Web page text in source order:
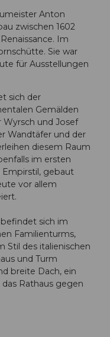
Anton
zwischen 1602
Im
Sie war
für Ausstellungen
sich der
Gemälden
und Josef
Wandtäfer und der
diesem Raum
im ersten
Empirstil, gebaut
vor allem
befindet sich im
Familienturms,
Stil des italienischen
und Turm
breite Dach, ein
Rathaus gegen